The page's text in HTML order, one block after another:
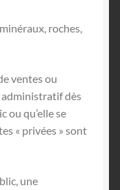
roches,
ventes ou
administratif dès
ou qu’elle se
« privées » sont
une